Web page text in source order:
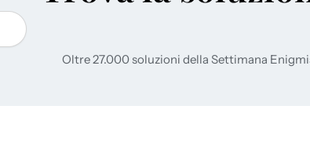
Oltre 27.000 soluzioni della Settimana